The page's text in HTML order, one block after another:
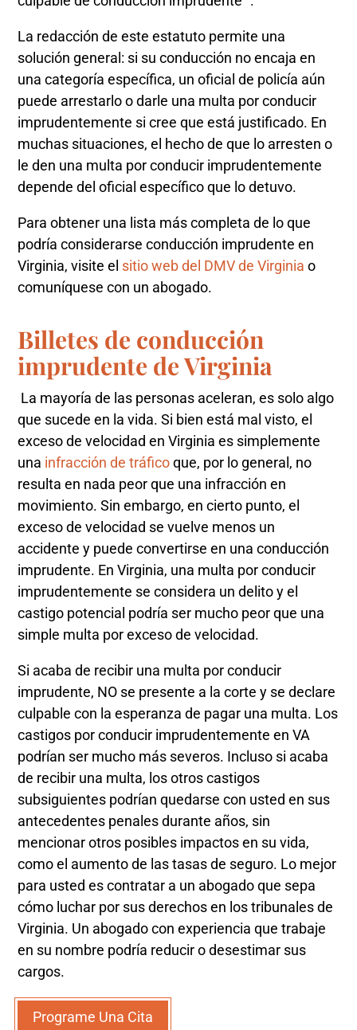
La redacción de este estatuto permite una
solución general: si su conducción no encaja en
una categoría específica, un oficial de policía aún
puede arrestarlo o darle una multa por conducir
imprudentemente si cree que está justificado. En
muchas situaciones, el hecho de que lo arresten o
le den una multa por conducir imprudentemente
depende del oficial específico que lo detuvo.
Para obtener una lista más completa de lo que
podría considerarse conducción imprudente en
Virginia, visite el sitio web del DMV de Virginia o
comuníquese con un abogado.
Billetes de conducción
imprudente de Virginia
La mayoría de las personas aceleran, es solo algo
que sucede en la vida. Si bien está mal visto, el
exceso de velocidad en Virginia es simplemente
una infracción de tráficoque, por lo general, no
resulta en nada peor que una infracción en
movimiento. Sin embargo, en cierto punto, el
exceso de velocidad se vuelve menos un
accidente y puede convertirse en una conducción
imprudente. En Virginia, una multa por conducir
imprudentemente se considera un delito y el
castigo potencial podría ser mucho peor que una
simple multa por exceso de velocidad.
Si acaba de recibir una multa por conducir
imprudente, NO se presente a la corte y se declare
culpable con la esperanza de pagar una multa. Los
castigos por conducir imprudentemente en VA
podrían ser mucho más severos. Incluso si acaba
de recibir una multa, los otros castigos
subsiguientes podrían quedarse con usted en sus
antecedentes penales durante años, sin
mencionar otros posibles impactos en su vida,
como el aumento de las tasas de seguro. Lo mejor
para usted es contratar a un abogado que sepa
cómo luchar por sus derechos en los tribunales de
Virginia. Un abogado con experiencia que trabaje
en su nombre podría reducir o desestimar sus
cargos.
Programe Una Cita